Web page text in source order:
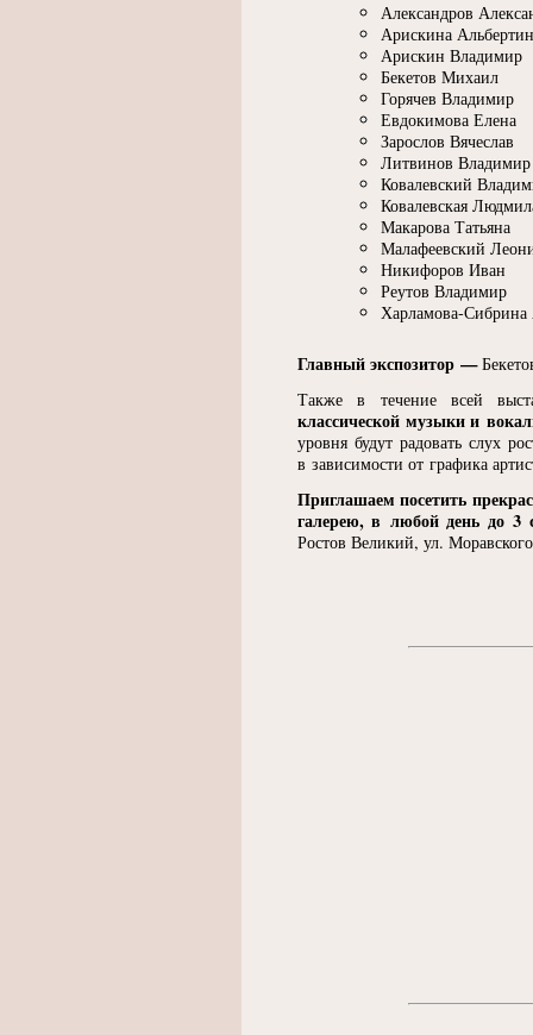
Александров
Арискина
Арискин Владимир
Бекетов Михаил
Горячев Владимир
Евдокимова Елена
Зарослов Вячеслав
Литвинов Владимир
Ковалевский
Ковалевская
Макарова Татьяна
Малафеевский
Никифоров Иван
Реутов Владимир
Харламова-Сибрина
Главный экспозитор —
Также в течение всей
классической музыки и
уровня будут радовать слух
в зависимости от графика
Приглашаем посетить
галерею, в любой день до 3
Ростов Великий, ул.